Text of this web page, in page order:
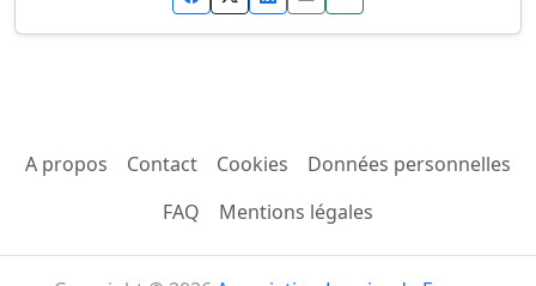
A propos Contact Cookies
Données personnelles
FAQ
Mentions légales